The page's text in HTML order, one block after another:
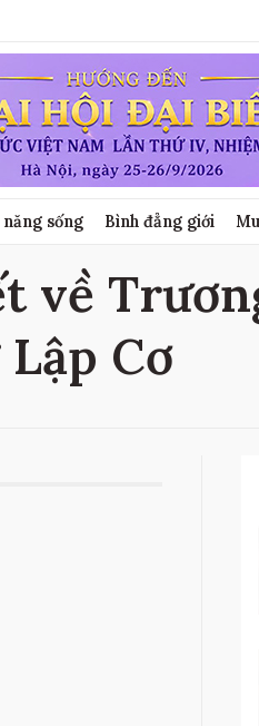
sống Bình đẳng giới
về
Cơ